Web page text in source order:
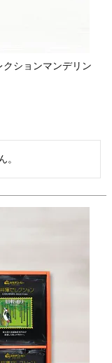
クションマンデリン
。